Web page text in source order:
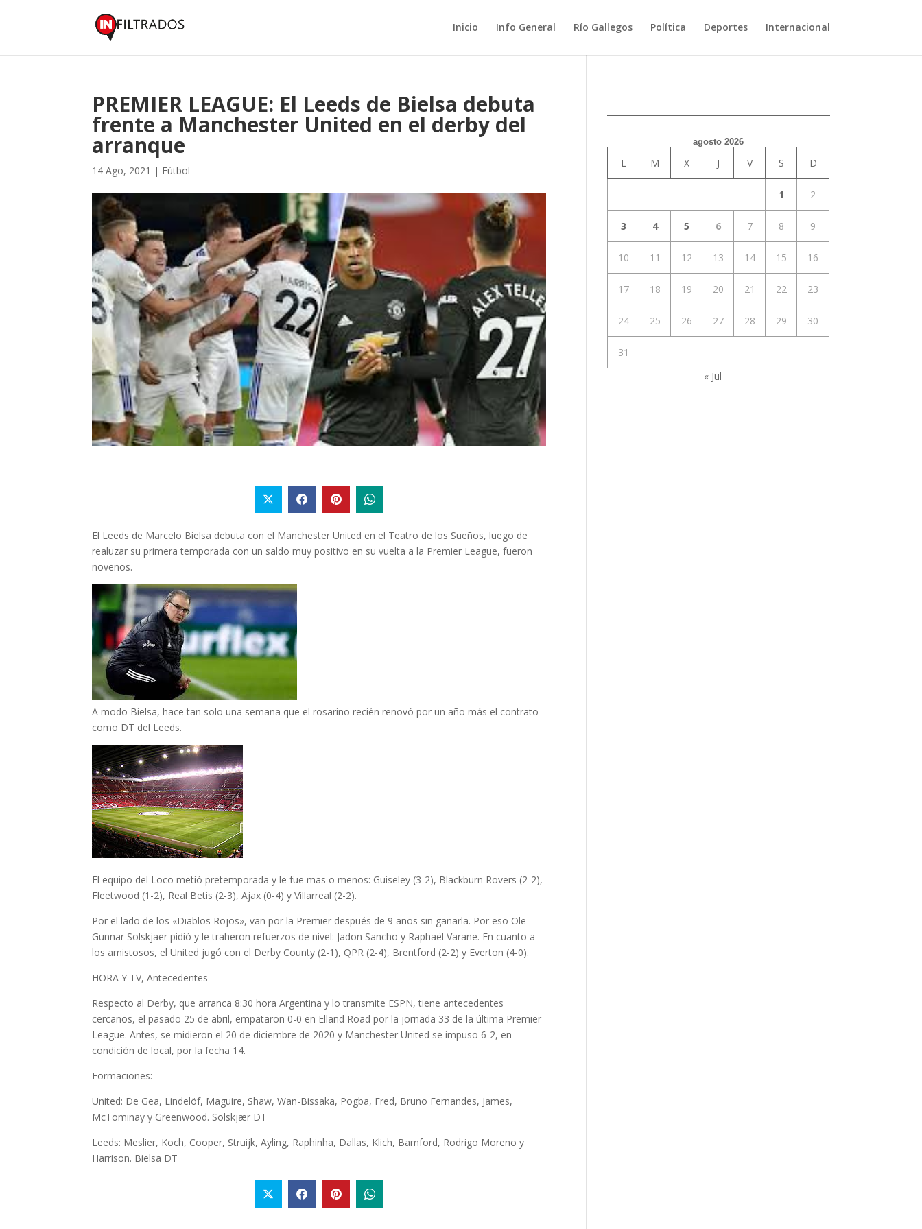
Inicio Info General Río Gallegos Política Deportes Internacional
PREMIER LEAGUE: El Leeds de Bielsa debuta
frente a Manchester United en el derby del
arranque
14 Ago, 2021 | Fútbol
El Leeds de Marcelo Bielsa debuta con el Manchester United en el Teatro de los Sueños, luego de
realuzar su primera temporada con un saldo muy positivo en su vuelta a la Premier League, fueron
novenos.
A modo Bielsa, hace tan solo una semana que el rosarino recién renovó por un año más el contrato
como DT del Leeds.
El equipo del Loco metió pretemporada y le fue mas o menos: Guiseley (3-2), Blackburn Rovers (2-2),
Fleetwood (1-2), Real Betis (2-3), Ajax (0-4) y Villarreal (2-2).
Por el lado de los «Diablos Rojos», van por la Premier después de 9 años sin ganarla. Por eso Ole
Gunnar Solskjaer pidió y le traheron refuerzos de nivel: Jadon Sancho y Raphaël Varane. En cuanto a
los amistosos, el United jugó con el Derby County (2-1), QPR (2-4), Brentford (2-2) y Everton (4-0).
HORA Y TV, Antecedentes
Respecto al Derby, que arranca 8:30 hora Argentina y lo transmite ESPN, tiene antecedentes
cercanos, el pasado 25 de abril, empataron 0-0 en Elland Road por la jornada 33 de la última Premier
League. Antes, se midieron el 20 de diciembre de 2020 y Manchester United se impuso 6-2, en
condición de local, por la fecha 14.
Formaciones:
United: De Gea, Lindelöf, Maguire, Shaw, Wan-Bissaka, Pogba, Fred, Bruno Fernandes, James,
McTominay y Greenwood. Solskjær DT
Leeds: Meslier, Koch, Cooper, Struijk, Ayling, Raphinha, Dallas, Klich, Bamford, Rodrigo Moreno y
Harrison. Bielsa DT
agosto 2026
L M X J V S D
1 2
3 4 5 6 7 8 9
10 11 12 13 14 15 16
17 18 19 20 21 22 23
24 25 26 27 28 29 30
31
« Jul